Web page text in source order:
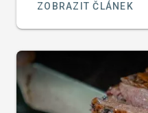
ZOBRAZIT ČLÁNEK